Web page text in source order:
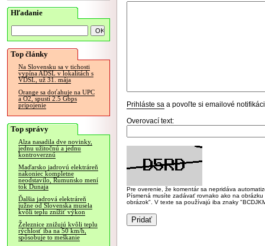
Hľadanie
Top články
Na Slovensku sa v tichosti
vypína ADSL v lokalitách s
VDSL, už 31. mája
Orange sa doťahuje na UPC
a O2, spustí 2.5 Gbps
pripojenie
Top správy
Alza nasadila dve novinky,
jednu užitočnú a jednu
kontroverznú
Maďarsko jadrovú elektráreň
nakoniec kompletne
neodstavilo, Rumunsko mení
tok Dunaja
Ďalšia jadrová elektráreň
južne od Slovenska musela
kvôli teplu znížiť výkon
Železnice znižujú kvôli teplu
rýchlosť iba na 50 km/h,
spôsobuje to meškanie
Prihláste sa a povoľte si emailové
Overovací text:
Pre overenie, že komentár sa nepridáva
Písmená musíte zadávať rovnako ako na
obrázok". V texte sa používajú iba znaky